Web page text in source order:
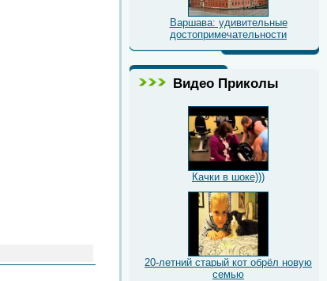
Варшава: удивительные
достопримечательности
Видео Приколы
Качки в шоке)))
20-летний старый кот обрёл новую
семью